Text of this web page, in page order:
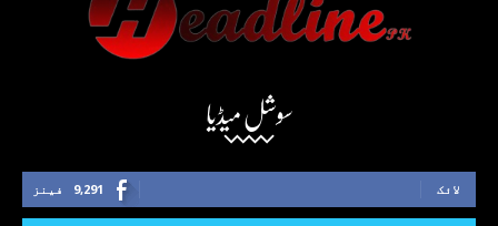
سوشل میڈیا
9,291 فینز لائک